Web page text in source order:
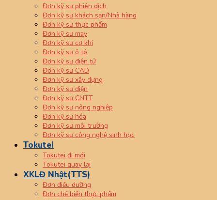
Đơn kỹ sư phiên dịch
Đơn kỹ sư khách sạn/Nhà hàng
Đơn kỹ sư thực phẩm
Đơn kỹ sư may
Đơn kỹ sư cơ khí
Đơn kỹ sư ô tô
Đơn kỹ sư điện tử
Đơn kỹ sư CAD
Đơn kỹ sư xây dựng
Đơn kỹ sư điện
Đơn kỹ sư CNTT
Đơn kỹ sư nông nghiệp
Đơn kỹ sư hóa
Đơn kỹ sư môi trường
Đơn kỹ sư công nghệ sinh học
Tokutei
Tokutei đi mới
Tokutei quay lại
XKLĐ Nhật(TTS)
Đơn điều dưỡng
Đơn chế biến thực phẩm